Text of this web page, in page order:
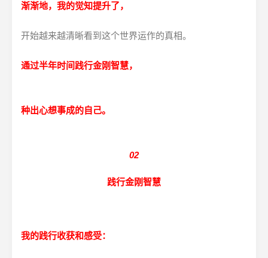
渐渐地，我的觉知提升了，
开始越来越清晰看到这个世界运作的真相。
通过半年时间践行金刚智慧，
种出心想事成的自己。
02
践行金刚智慧
我的践行收获和感受：